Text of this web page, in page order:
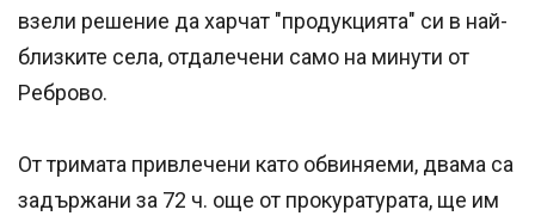
взели решение да харчат "продукцията" си в най-
близките села, отдалечени само на минути от
Реброво.
От тримата привлечени като обвиняеми, двама са
задържани за 72 ч. още от прокуратурата, ще им